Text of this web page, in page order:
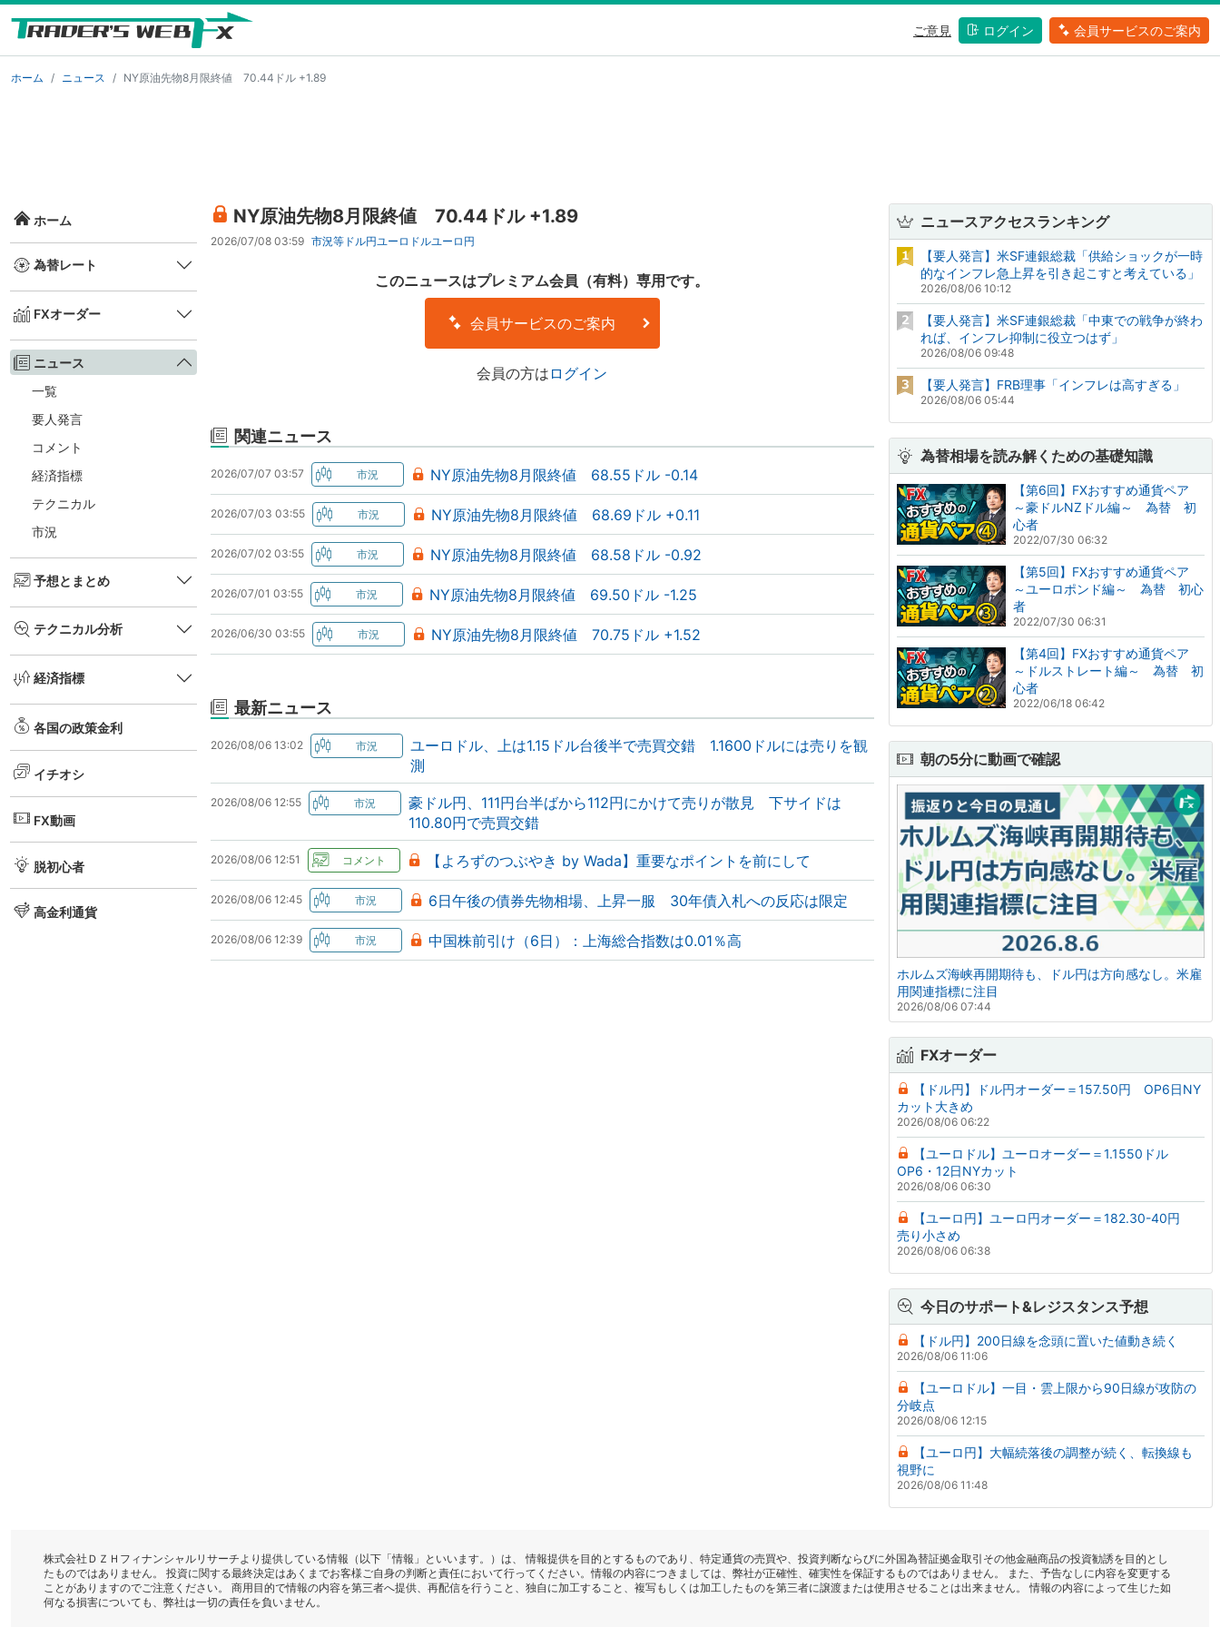
ご意見 ログイン 会員サービスのご案内
ホーム ニュース NY原油先物8月限終値 70.44ドル +1.89
ホーム
為替レート
FXオーダー
ニュース
一覧
要人発言
コメント
経済指標
テクニカル
市況
予想とまとめ
テクニカル分析
経済指標
各国の政策金利
イチオシ
FX動画
脱初心者
高金利通貨
NY原油先物8月限終値 70.44ドル +1.89
2026/07/08 03:59 市況等 ドル円ユーロドルユーロ円
このニュースはプレミアム会員（有料）専用です。
会員サービスのご案内
会員の方は ログイン
関連ニュース
2026/07/07 03:57 NY原油先物8月限終値 68.55ドル -0.14
2026/07/03 03:55 NY原油先物8月限終値 68.69ドル +0.11
2026/07/02 03:55 NY原油先物8月限終値 68.58ドル -0.92
2026/07/01 03:55 NY原油先物8月限終値 69.50ドル -1.25
2026/06/30 03:55 NY原油先物8月限終値 70.75ドル +1.52
最新ニュース
2026/08/06 13:02
ユーロドル、上は1.15ドル台後半で売買交錯 1.1600ドルには売りを観
測
2026/08/06 12:55
豪ドル円、111円台半ばから112円にかけて売りが散見 下サイドは
110.80円で売買交錯
2026/08/06 12:51 【よろずのつぶやき by Wada】重要なポイントを前にして
2026/08/06 12:45 6日午後の債券先物相場、上昇一服 30年債入札への反応は限定
2026/08/06 12:39 中国株前引け（6日）：上海総合指数は0.01％高
ニュースアクセスランキング
【要人発言】米SF連銀総裁「供給ショックが一時
的なインフレ急上昇を引き起こすと考えている」
2026/08/06 10:12
【要人発言】米SF連銀総裁「中東での戦争が終わ
れば、インフレ抑制に役立つはず」
2026/08/06 09:48
【要人発言】FRB理事「インフレは高すぎる」
2026/08/06 05:44
為替相場を読み解くための基礎知識
【第6回】FXおすすめ通貨ペア
～豪ドルNZドル編～ 為替 初
心者
2022/07/30 06:32
【第5回】FXおすすめ通貨ペア
～ユーロポンド編～ 為替 初心
者
2022/07/30 06:31
【第4回】FXおすすめ通貨ペア
～ドルストレート編～ 為替 初
心者
2022/06/18 06:42
朝の5分に動画で確認
ホルムズ海峡再開期待も、ドル円は方向感なし。米雇
用関連指標に注目
2026/08/06 07:44
FXオーダー
【ドル円】ドル円オーダー＝157.50円 OP6日NY
カット大きめ
2026/08/06 06:22
【ユーロドル】ユーロオーダー＝1.1550ドル
OP6・12日NYカット
2026/08/06 06:30
【ユーロ円】ユーロ円オーダー＝182.30-40円
売り小さめ
2026/08/06 06:38
今日のサポート&レジスタンス予想
【ドル円】200日線を念頭に置いた値動き続く
2026/08/06 11:06
【ユーロドル】一目・雲上限から90日線が攻防の
分岐点
2026/08/06 12:15
【ユーロ円】大幅続落後の調整が続く、転換線も
視野に
2026/08/06 11:48
株式会社ＤＺＨフィナンシャルリサーチより提供している情報（以下「情報」といいます。）は、 情報提供を目的とするものであり、特定通貨の売買や、投資判断ならびに外国為替証拠金取引その他金融商品の投資勧誘を目的とし
たものではありません。 投資に関する最終決定はあくまでお客様ご自身の判断と責任において行ってください。情報の内容につきましては、弊社が正確性、確実性を保証するものではありません。 また、予告なしに内容を変更する
ことがありますのでご注意ください。 商用目的で情報の内容を第三者へ提供、再配信を行うこと、独自に加工すること、複写もしくは加工したものを第三者に譲渡または使用させることは出来ません。 情報の内容によって生じた如
何なる損害についても、弊社は一切の責任を負いません。